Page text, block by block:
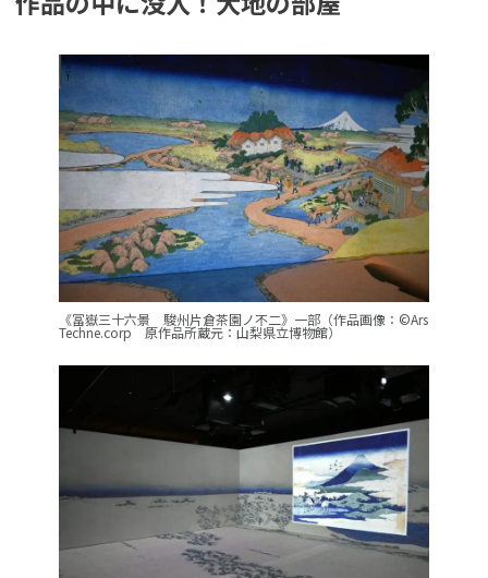
《冨嶽三十六景 駿州片倉茶園ノ不二》一部（作品画像：©Ars
Techne.corp 原作品所蔵元：山梨県立博物館）